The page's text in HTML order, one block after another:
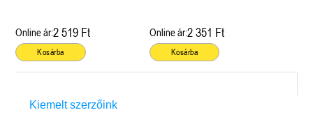
Online ár:2 519 Ft
Kosárba
Online ár:2 351 Ft
Kosárba
Kiemelt szerzőink